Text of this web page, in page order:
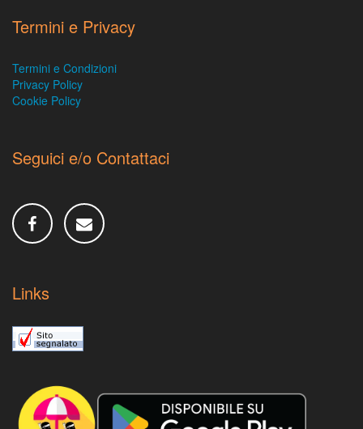
Termini e Privacy
Termini e Condizioni
Privacy Policy
Cookie Policy
Seguici e/o Contattaci
Links